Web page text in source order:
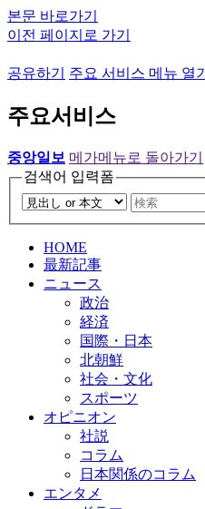
본문 바로가기
이전 페이지로 가기
공유하기 주요 서비스 메뉴 열기
주요서비스
중앙일보 메가메뉴로 돌아가기
검색어 입력폼
HOME
最新記事
ニュース
政治
経済
国際・日本
北朝鮮
社会・文化
スポーツ
オピニオン
社説
コラム
日本関係のコラム
エンタメ